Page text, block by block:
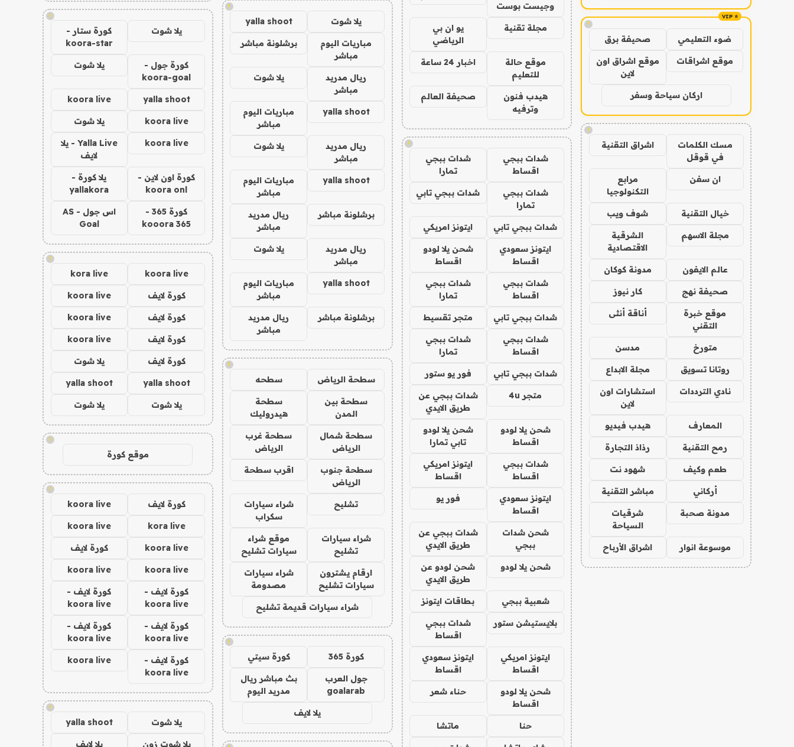
!
ضوء التعليمي صحيفة برق
موقع اشراقات
موقع اشراق اون
لاين
اركان سياحة وسفر
!
مسك الكلمات
في قوقل
اشراق التقنية
ان سفن
مرابع
التكنولوجيا
خيال التقنية شوف ويب
مجلة الاسهم
الشرقية
الاقتصادية
عالم الايفون مدونة كوكان
صحيفة نهج كار نيوز
موقع خبرة
التقني
أناقة أنثى
متورخ مدسن
روتانا تسويق مجلة الابداع
نادي الترددات
استشارات اون
لاين
المعارف هيدب فيديو
رمح التقنية رذاذ التجارة
طعم وكيف شهود نت
أركاني مباشر التقنية
مدونة صحبة
شرقيات
السياحة
موسوعة انوار اشراق الأرباح
وجيست بوست
مجلة تقنية
يو ان بي
الرياضي
موقع حالة
للتعليم
اخبار 24 ساعة
هيدب فنون
وترفيه
صحيفة العالم
!
شدات ببجي
اقساط
شدات ببجي
تمارا
شدات ببجي
تمارا
شدات ببجي تابي
شدات ببجي تابي ايتونز امريكي
ايتونز سعودي
اقساط
شحن يلا لودو
اقساط
شدات ببجي
اقساط
شدات ببجي
تمارا
شدات ببجي تابي متجر تقسيط
شدات ببجي
اقساط
شدات ببجي
تمارا
شدات ببجي تابي فور يو ستور
متجر 4u
شدات ببجي عن
طريق الايدي
شحن يلا لودو
اقساط
شحن يلا لودو
تابي تمارا
شدات ببجي
اقساط
ايتونز امريكي
اقساط
ايتونز سعودي
اقساط
فور يو
شحن شدات
ببجي
شدات ببجي عن
طريق الايدي
شحن يلا لودو
شحن لودو عن
طريق الايدي
شعبية ببجي بطاقات ايتونز
بلايستيشن ستور
شدات ببجي
اقساط
ايتونز امريكي
اقساط
ايتونز سعودي
اقساط
شحن يلا لودو
اقساط
حناء شعر
حنا ماتشا
!
يلا شوت yalla shoot
مباريات اليوم
مباشر
برشلونة مباشر
ريال مدريد
مباشر
يلا شوت
yalla shoot
مباريات اليوم
مباشر
ريال مدريد
مباشر
يلا شوت
yalla shoot
مباريات اليوم
مباشر
برشلونة مباشر
ريال مدريد
مباشر
ريال مدريد
مباشر
يلا شوت
yalla shoot
مباريات اليوم
مباشر
برشلونة مباشر
ريال مدريد
مباشر
!
سطحة الرياض سطحه
سطحة بين
المدن
سطحة
هيدروليك
سطحة شمال
الرياض
سطحة غرب
الرياض
سطحة جنوب
الرياض
اقرب سطحة
تشليح
شراء سيارات
سكراب
شراء سيارات
تشليح
موقع شراء
سيارات تشليح
ارقام يشترون
سيارات تشليح
شراء سيارات
مصدومة
شراء سيارات قديمة تشليح
!
كورة 365 كورة سيتي
جول العرب
goalarab
بث مباشر ريال
مدريد اليوم
يلا لايف
!
يلا شوت
كورة ستار -
koora-star
كورة جول -
koora-goal
يلا شوت
yalla shoot
koora live
koora live يلا شوت
koora live
Yalla Live - يلا
لايف
كورة اون لاين -
koora onl
يلا كورة -
yallakora
كورة 365 -
kooora 365
اس جول - AS
Goal
!
koora live
kora live
كورة لايف koora live
كورة لايف koora live
كورة لايف koora live
كورة لايف يلا شوت
yalla shoot
yalla shoot
يلا شوت يلا شوت
!
موقع كورة
!
كورة لايف koora live
kora live
koora live
koora live كورة لايف
koora live
koora live
كورة لايف -
koora live
كورة لايف -
koora live
كورة لايف -
koora live
كورة لايف -
koora live
كورة لايف -
koora live
koora live
!
يلا شوت yalla shoot
يلا شوت زون يلا لايف